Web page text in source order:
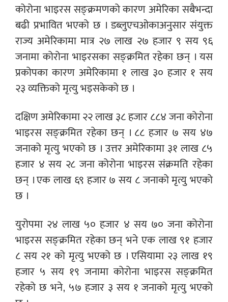
कोरोना भाइरस सङ्क्रमणको कारण अमेरिका सबैभन्दा
बढी प्रभावित भएको छ । डब्लुएचओकाअनुसार संयुक्त
राज्य अमेरिकामा मात्र २७ लाख २७ हजार ९ सय ९६
जनामा कोरोना भाइरसका सङ्क्रमित रहेका छन् । यस
प्रकोपका कारण अमेरिकामा १ लाख ३० हजार १ सय
२३ व्यक्तिको मृत्यु भइसकेको छ ।
दक्षिण अमेरिकामा २२ लाख ३८ हजार ८८४ जना कोरोना
भाइरस सङ्क्रमित रहेका छन् । ८८ हजार ७ सय ४७
जनाको मृत्यु भएको छ । उत्तर अमेरिकामा ३१ लाख ८५
हजार ४ सय २८ जना कोरोना भाइरस संक्रमति रहेका
छन् । एक लाख ६९ हजार ७ सय ८ जनाको मृत्यु भएको
छ ।
युरोपमा २४ लाख ५० हजार ४ सय ७० जना कोरोना
भाइरस सङ्क्रमित रहेका छन् भने एक लाख ९१ हजार
८ सय २१ को मृत्यु भएको छ । एसियामा २३ लाख १९
हजार ५ सय १९ जनामा कोरोना भाइरस सङ्क्रमित
रहेको छ भने, ५७ हजार ३ सय १ जनाको मृत्यु भएको